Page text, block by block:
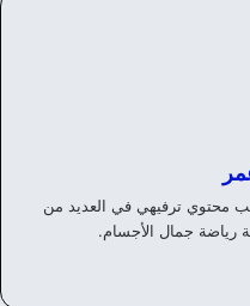
محتوي ترفيهي في العديد من
رياضة جمال الأجسام.